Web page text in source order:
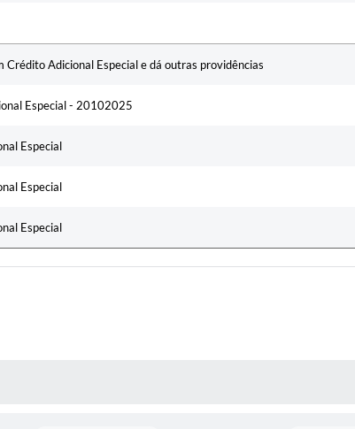
Crédito Adicional Especial e dá outras providências
Especial - 20102025
Especial
Especial
Especial